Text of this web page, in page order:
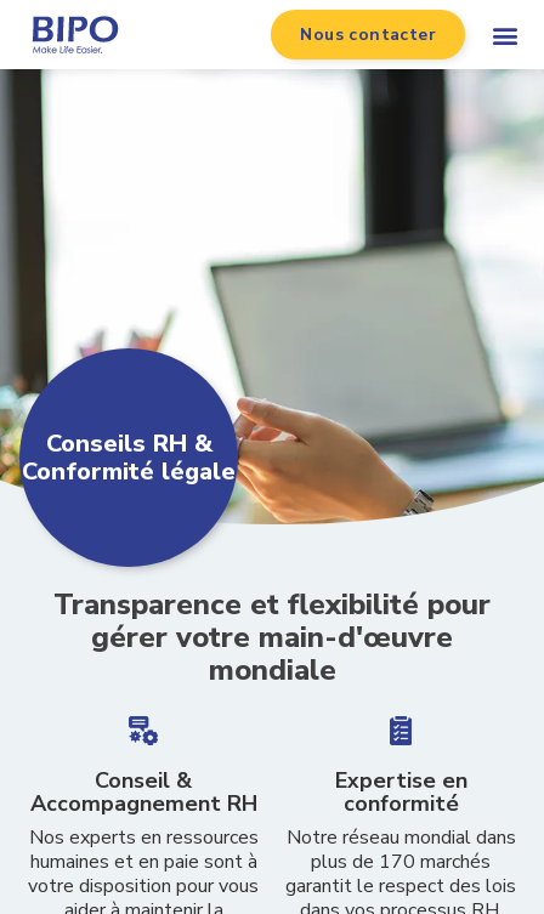
Nous contacter
Conseils RH &
Conformité légale
Transparence et flexibilité pour
gérer votre main-d'œuvre
mondiale
Conseil &
Accompagnement RH
Nos experts en ressources
humaines et en paie sont à
votre disposition pour vous
Expertise en
conformité
Notre réseau mondial dans
plus de 170 marchés
garantit le respect des lois